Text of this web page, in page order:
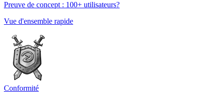
Preuve de concept : 100+ utilisateurs?
Vue d'ensemble rapide
Conformité